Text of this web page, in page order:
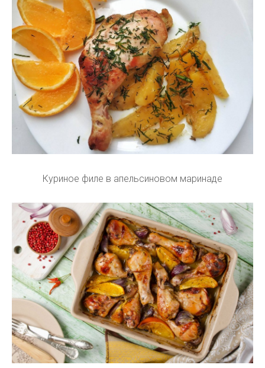
Куриное филе в апельсиновом маринаде